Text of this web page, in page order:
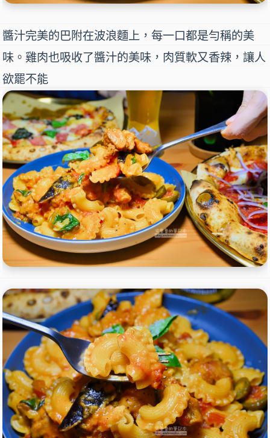
醬汁完美的巴附在波浪麵上，每一口都是勻稱的美
味。雞肉也吸收了醬汁的美味，肉質軟又香辣，讓人
欲罷不能